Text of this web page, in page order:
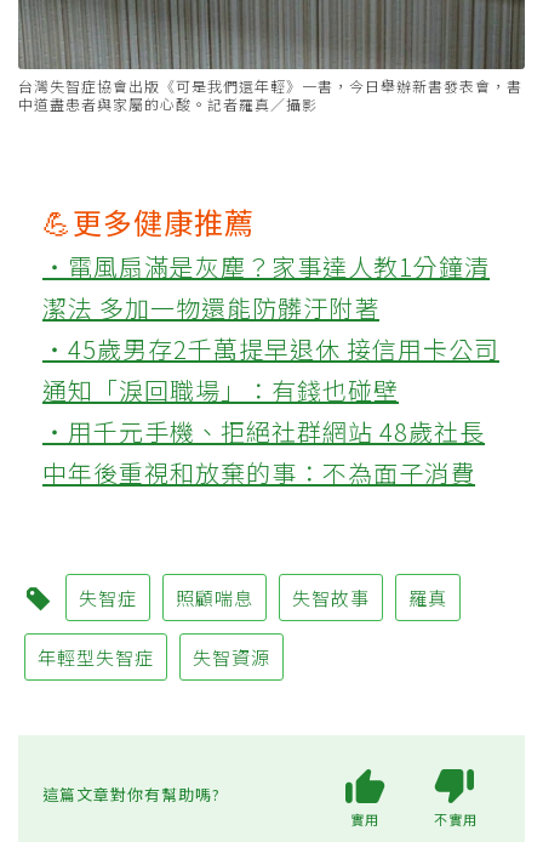
台灣失智症協會出版《可是我們還年輕》一書，今日舉辦新書發表會，書
中道盡患者與家屬的心酸。記者羅真／攝影
💪更多健康推薦
‧電風扇滿是灰塵？家事達人教1分鐘清
潔法 多加一物還能防髒汙附著
‧45歲男存2千萬提早退休 接信用卡公司
通知「淚回職場」：有錢也碰壁
‧用千元手機、拒絕社群網站 48歲社長
中年後重視和放棄的事：不為面子消費
失智症 照顧喘息 失智故事 羅真
年輕型失智症 失智資源
這篇文章對你有幫助嗎?
實用 不實用